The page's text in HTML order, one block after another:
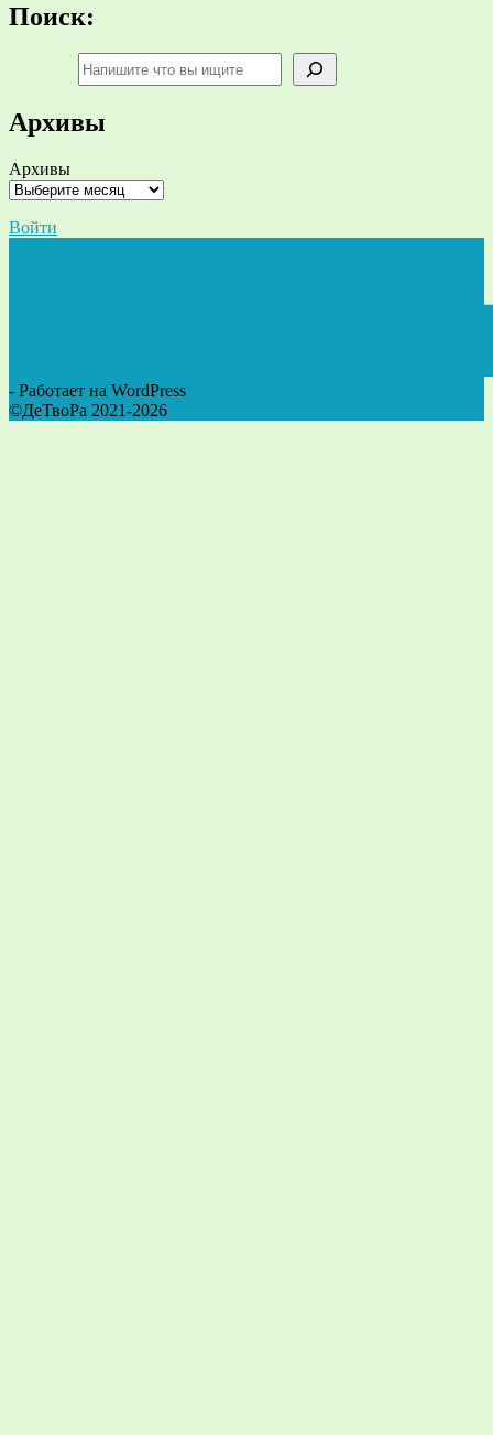
Поиск:
Архивы
Архивы
Войти
- Работает на WordPress
©ДеТвоРа 2021-2026